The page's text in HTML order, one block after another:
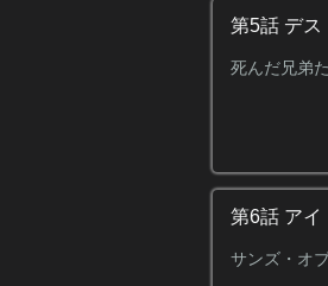
第5話 デス
死んだ兄弟
第6話 アイ
サンズ・オ